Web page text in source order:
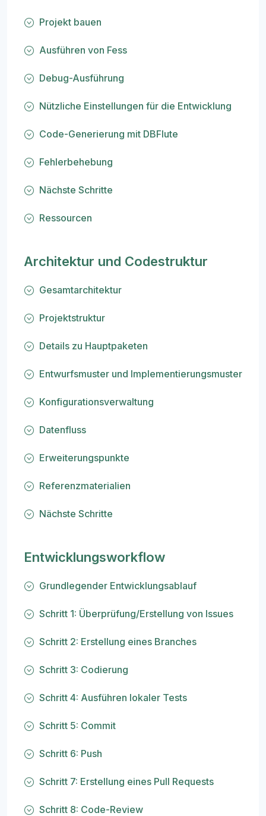
Projekt bauen
Ausführen von Fess
Debug-Ausführung
Nützliche Einstellungen für die Entwicklung
Code-Generierung mit DBFlute
Fehlerbehebung
Nächste Schritte
Ressourcen
Architektur und Codestruktur
Gesamtarchitektur
Projektstruktur
Details zu Hauptpaketen
Entwurfsmuster und Implementierungsmuster
Konfigurationsverwaltung
Datenfluss
Erweiterungspunkte
Referenzmaterialien
Nächste Schritte
Entwicklungsworkflow
Grundlegender Entwicklungsablauf
Schritt 1: Überprüfung/Erstellung von Issues
Schritt 2: Erstellung eines Branches
Schritt 3: Codierung
Schritt 4: Ausführen lokaler Tests
Schritt 5: Commit
Schritt 6: Push
Schritt 7: Erstellung eines Pull Requests
Schritt 8: Code-Review